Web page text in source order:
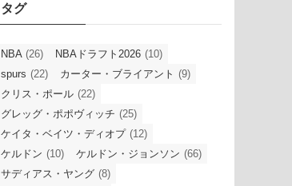
タグ
NBA (26) NBAドラフト2026 (10)
spurs (22) カーター・ブライアント (9)
クリス・ポール (22)
グレッグ・ポポヴィッチ (25)
ケイタ・ベイツ・ディオプ (12)
ケルドン (10) ケルドン・ジョンソン (66)
サディアス・ヤング (8)